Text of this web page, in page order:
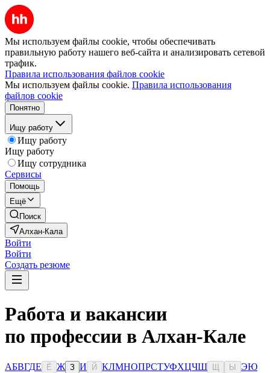
Мы используем файлы cookie, чтобы обеспечивать
правильную работу нашего веб-сайта и анализировать сетевой
трафик.
Правила использования файлов cookie
Мы используем файлы cookie. Правила использования
файлов cookie
Понятно
Ищу работу
Ищу работу
Ищу работу
Ищу сотрудника
Сервисы
Помощь
Ещё
Поиск
Алхан-Кала
Войти
Войти
Создать резюме
Работа и вакансии
по профессии в Алхан-Кале
АБВГДЕ Ё Ж З И Й КЛМНОПРСТУФХЦЧШ Ы ЭЮ